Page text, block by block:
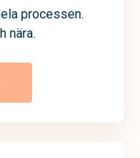
processen.
nära.